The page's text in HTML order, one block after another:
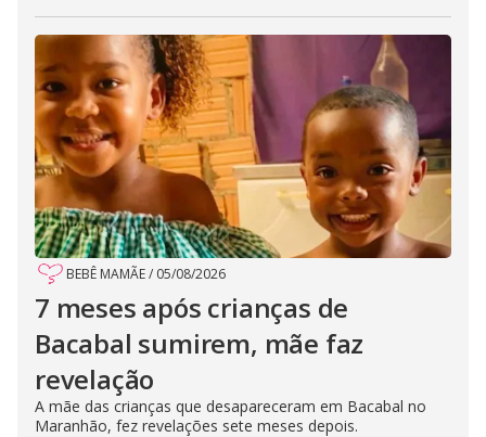
BEBÊ MAMÃE/ 05/08/2026
7 meses após crianças de
Bacabal sumirem, mãe faz
revelação
A mãe das crianças que desapareceram em Bacabal no
Maranhão, fez revelações sete meses depois.